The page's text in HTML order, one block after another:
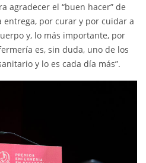
agradecer el “buen hacer” de
entrega, por curar y por cuidar a
y, lo más importante, por
es, sin duda, uno de los
y lo es cada día más”.